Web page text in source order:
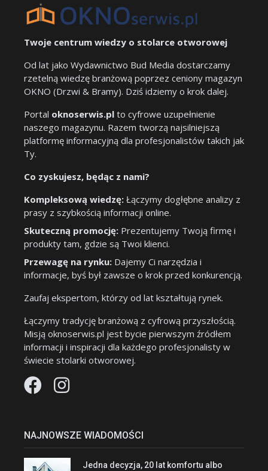
Twoje centrum wiedzy o stolarce otworowej
Od lat jako Wydawnictwo Bud Media dostarczamy
rzetelną wiedzę branżową poprzez ceniony magazyn
OKNO (Drzwi & Bramy). Dziś idziemy o krok dalej.
Portal oknoserwis.pl to cyfrowe uzupełnienie
naszego magazynu. Razem tworzą najsilniejszą
platformę informacyjną dla profesjonalistów takich jak
Ty.
Co zyskujesz, będąc z nami?
Kompleksową wiedzę: Łączymy dogłębne analizy z
prasy z szybkością informacji online.
Skuteczną promocję: Prezentujemy Twoją firmę i
produkty tam, gdzie są Twoi klienci.
Przewagę na rynku: Dajemy Ci narzędzia i
informacje, byś był zawsze o krok przed konkurencją.
Zaufaj ekspertom, którzy od lat kształtują rynek.
Łączymy tradycję branżową z cyfrową przyszłością.
Misją oknoserwis.pl jest bycie pierwszym źródłem
informacji i inspiracji dla każdego profesjonalisty w
świecie stolarki otworowej.
NAJNOWSZE WIADOMOŚCI
Jedna decyzja, 20 lat komfortu albo